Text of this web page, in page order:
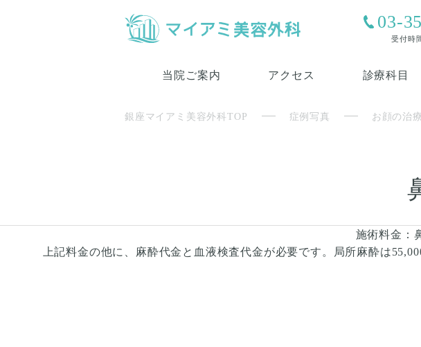
03-
受付時
当院ご案内 アクセス 診療科目
銀座マイアミ美容外科TOP 症例写真 お顔の治療
施術料金：
上記料金の他に、麻酔代金と血液検査代金が必要です。局所麻酔は